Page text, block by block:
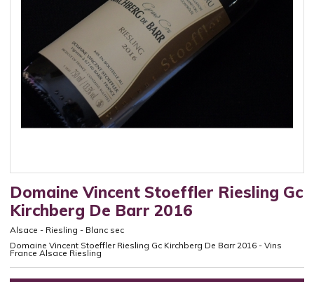
Domaine Vincent Stoeffler Riesling Gc
Kirchberg De Barr 2016
Alsace - Riesling - Blanc sec
Domaine Vincent Stoeffler Riesling Gc Kirchberg De Barr 2016 - Vins
France Alsace Riesling